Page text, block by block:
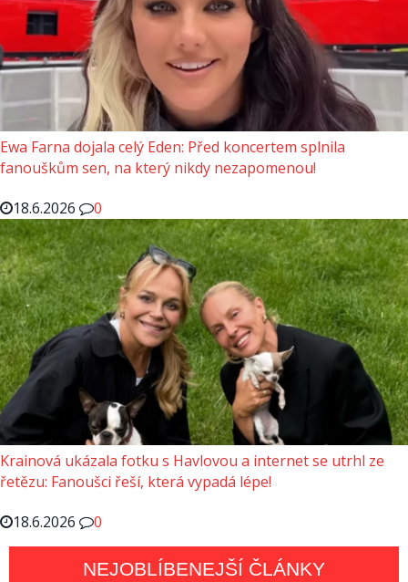
Ewa Farna dojala celý Eden: Před koncertem splnila
fanouškům sen, na který nikdy nezapomenou!
18.6.2026
0
Krainová ukázala fotku s Havlovou a internet se utrhl ze
řetězu: Fanoušci řeší, která vypadá lépe!
18.6.2026
0
NEJOBLÍBENEJŠÍ ČLÁNKY